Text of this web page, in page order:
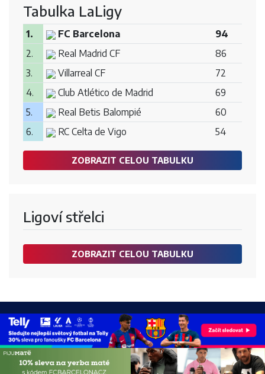
Tabulka LaLigy
1. FC Barcelona
94
2.
Real Madrid CF
86
3.
Villarreal CF
72
4.
Club Atlético de Madrid
69
5.
Real Betis Balompié
60
6.
RC Celta de Vigo 54
ZOBRAZIT CELOU TABULKU
Ligoví střelci
ZOBRAZIT CELOU TABULKU